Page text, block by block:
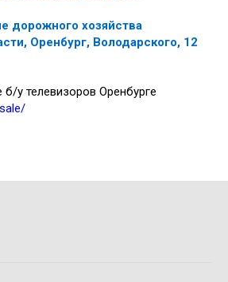
дорожного хозяйства
Оренбург, Володарского, 12
у телевизоров Оренбурге